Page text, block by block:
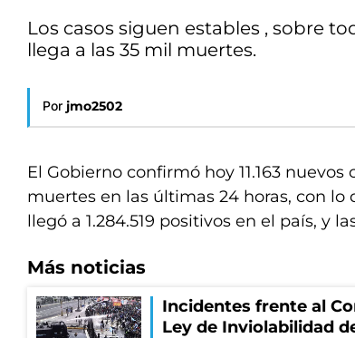
Los casos siguen estables , sobre
llega a las 35 mil muertes.
Por jmo2502
El Gobierno confirmó hoy 11.163 nuevos
muertes en las últimas 24 horas, con
llegó a 1.284.519 positivos en el país, y
Más noticias
Incidentes frente al
Ley de Inviolabilidad